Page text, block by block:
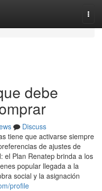
debe
Discuss
tiene que activarse siempre
de ajustes de
el Plan Renatep brinda a los
popular llegada a la
social y la asignación
profile